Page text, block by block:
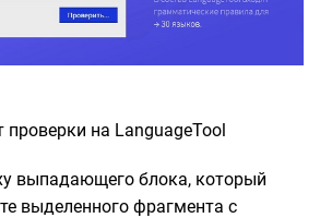
проверки на LanguageTool
выпадающего блока, который
выделенного фрагмента с